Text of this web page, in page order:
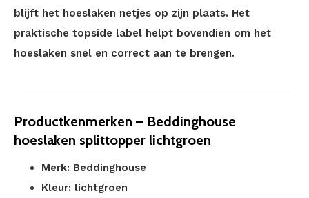
blijft het hoeslaken netjes op zijn plaats. Het
praktische topside label helpt bovendien om het
hoeslaken snel en correct aan te brengen.
Productkenmerken – Beddinghouse
hoeslaken splittopper lichtgroen
Merk: Beddinghouse
Kleur: lichtgroen